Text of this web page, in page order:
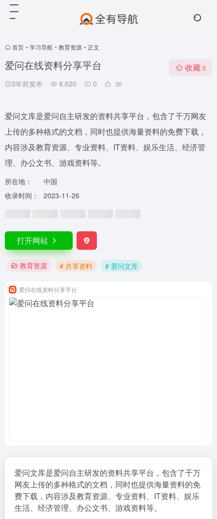
首页 • 学习导航 • 教育资源 • 正文
爱问在线资料分享平台
3年前发布 8,620 0 30
收藏 0
爱问文库是爱问自主研发的资料共享平台，包含了千万网友
上传的多种格式的文档，同时也提供海量资料的免费下载，
内容涉及教育资源、专业资料、IT资料、娱乐生活、经济管
理、办公文书、游戏资料等。
所在地：
中国
收录时间：
2023-11-26
打开网站
教育资源 # 共享资料 # 爱问文库
爱问在线资料分享平台
爱问文库是爱问自主研发的资料共享平台，包含了千万
网友上传的多种格式的文档，同时也提供海量资料的免
费下载，内容涉及教育资源、专业资料、IT资料、娱乐
生活、经济管理、办公文书、游戏资料等。